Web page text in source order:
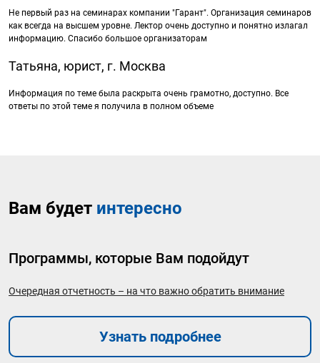
Не первый раз на семинарах компании "Гарант". Организация семинаров
как всегда на высшем уровне. Лектор очень доступно и понятно излагал
информацию. Спасибо большое организаторам
Татьяна, юрист, г. Москва
Информация по теме была раскрыта очень грамотно, доступно. Все
ответы по этой теме я получила в полном объеме
Вам будет интересно
Программы, которые Вам подойдут
Очередная отчетность – на что важно обратить внимание
Узнать подробнее